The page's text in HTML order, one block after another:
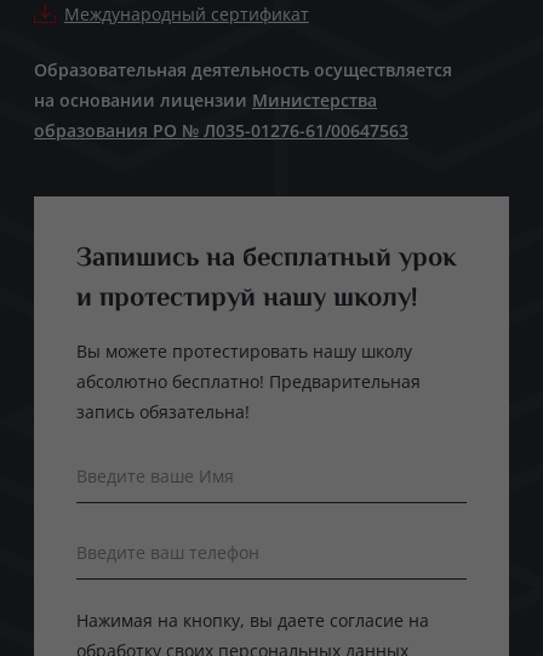
Международный сертификат
Образовательная деятельность осуществляется
на основании лицензии Министерства
образования РО № Л035-01276-61/00647563
Запишись на бесплатный урок
и протестируй нашу школу!
Вы можете протестировать нашу школу
абсолютно бесплатно! Предварительная
запись обязательна!
Введите ваше Имя
Введите ваш телефон
Нажимая на кнопку, вы даете согласие на
обработку своих персональных данных